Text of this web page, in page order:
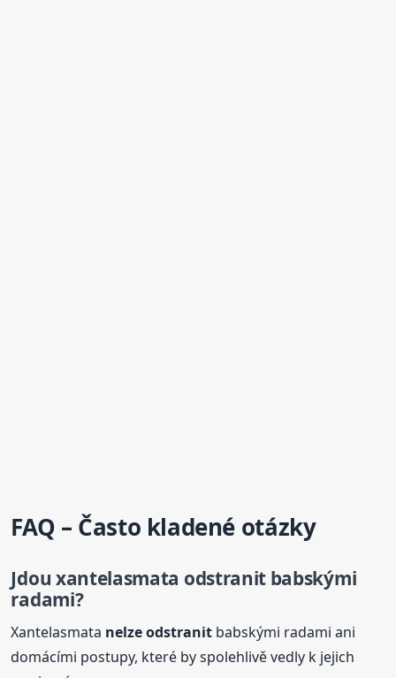
FAQ – Často kladené otázky
Jdou xantelasmata odstranit babskými
radami?
Xantelasmata nelze odstranit babskými radami ani
domácími postupy, které by spolehlivě vedly k jejich